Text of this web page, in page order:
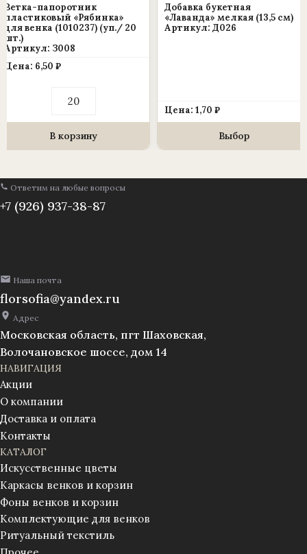
Ветка-папоротник
пластиковый «Рябинка»
для венка (1010237) (уп./ 20
шт.)
Артикул: З008
Цена: 6,50 ₽
товара
папоротник
пластиковый
(1010237)
(уп./
20
шт.)
В корзину
Добавка букетная
«Лаванда» мелкая (13,5 см)
Артикул: Д026
Цена: 1,70 ₽
Выбор
на
странице
Ответим на любые вопросы
+7 (926) 937-38-87
Наша почта
florsofia@yandex.ru
Адрес
Московская область, пгт Шаховская,
Волочановское шоссе, дом 14
НАВИГАЦИЯ
Акции
О компании
Доставка и оплата
Контакты
КАТАЛОГ
Искусственные цветы
Каркасы венков и корзин
Фоны венков и корзин
Комплектующие для венков
Ритуальный текстиль